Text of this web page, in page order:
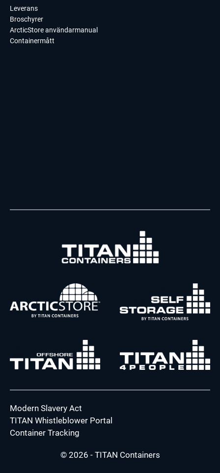
Leverans
Broschyrer
ArcticStore användarmanual
Containermått
Modern Slavery Act
TITAN Whistleblower Portal
Container Tracking
© 2026 - TITAN Containers